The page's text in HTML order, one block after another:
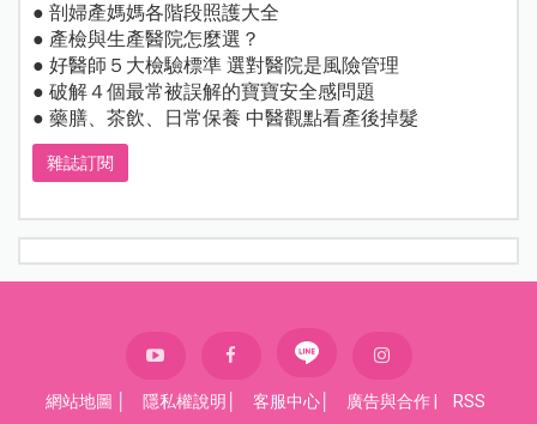
● 剖婦產媽媽各階段照護大全
● 產檢與生產醫院怎麼選？
● 好醫師５大檢驗標準 選對醫院是風險管理
● 破解４個最常被誤解的寶寶安全感問題
● 藥膳、茶飲、日常保養 中醫觀點看產後掉髮
雜誌訂閱
網站地圖 隱私權說明 客服中心 廣告與合作| RSS